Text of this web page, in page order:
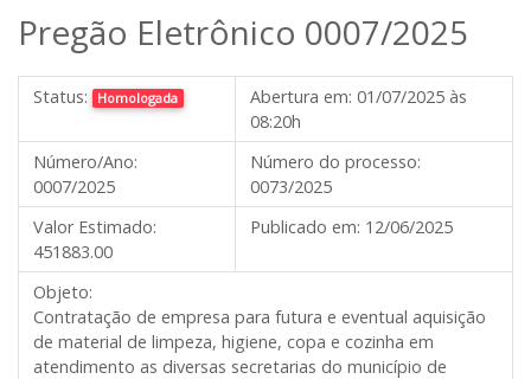
Pregão Eletrônico 0007/2025
Status: Homologada Abertura em: 01/07/2025 às
08:20h
Número/Ano:
0007/2025
Número do processo:
0073/2025
Valor Estimado:
451883.00
Publicado em: 12/06/2025
Objeto:
Contratação de empresa para futura e eventual aquisição
de material de limpeza, higiene, copa e cozinha em
atendimento as diversas secretarias do município de